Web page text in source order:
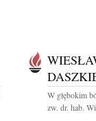
W głębokim
zw. dr. hab.